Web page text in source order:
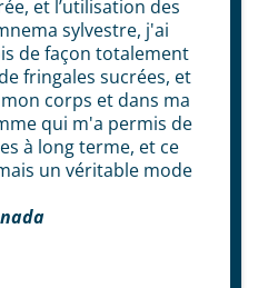
et l’utilisation des
sylvestre, j'ai
de façon totalement
fringales sucrées, et
corps et dans ma
qui m'a permis de
à long terme, et ce
un véritable mode